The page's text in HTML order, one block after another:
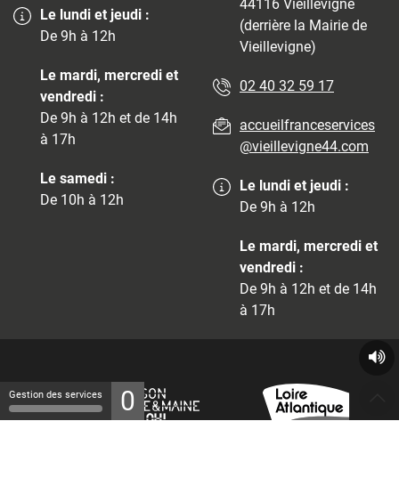
Le lundi et jeudi :
De 9h à 12h
Le mardi, mercredi et
vendredi :
De 9h à 12h et de 14h
à 17h
Le samedi :
De 10h à 12h
44116 Vieillevigne
(derrière la Mairie de
Vieillevigne)
02 40 32 59 17
accueilfranceservices
@vieillevigne44.com
Le lundi et jeudi :
De 9h à 12h
Le mardi, mercredi et
vendredi :
De 9h à 12h et de 14h
à 17h
Gestion des services 0